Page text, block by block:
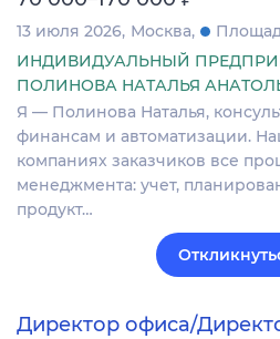
13 июля 2026 Москва
ИНДИВИДУАЛЬНЫЙ
ПОЛИНОВА НАТАЛЬЯ
Я — Полинова Наталья,
финансам и автоматизации.
компаниях заказчиков все
менеджмента: учет,
продукт…
Директор офиса/